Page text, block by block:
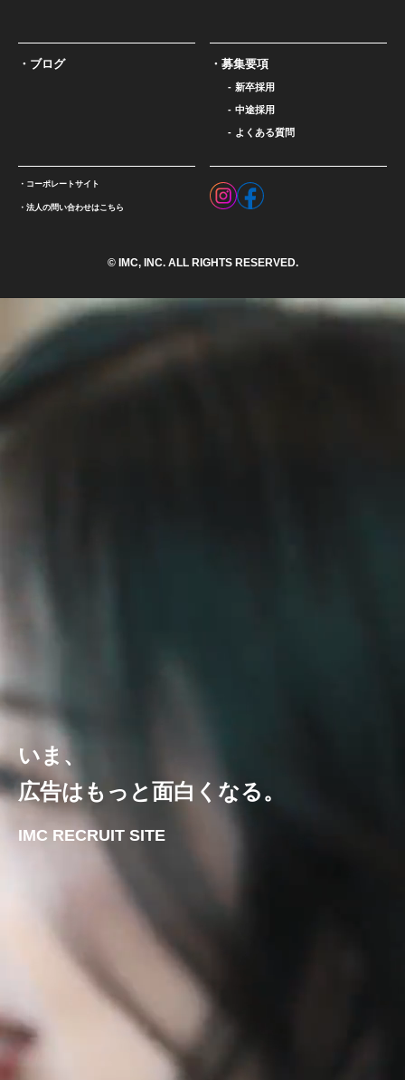
ブログ 募集要項
新卒採用
中途採用
よくある質問
コーポレートサイト
法人の問い合わせはこちら
© IMC, INC. ALL RIGHTS RESERVED.
いま、
広告はもっと面白くなる。
IMC RECRUIT SITE